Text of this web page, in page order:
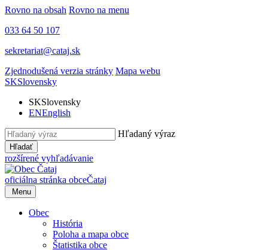
Rovno na obsah Rovno na menu
033 64 50 107
sekretariat@cataj.sk
Zjednodušená verzia stránky Mapa webu
SKSlovensky
SKSlovensky
ENEnglish
Hľadaný výraz
Hľadať
rozšírené vyhľadávanie
oficiálna stránka obceČataj
Menu
Obec
História
Poloha a mapa obce
Štatistika obce